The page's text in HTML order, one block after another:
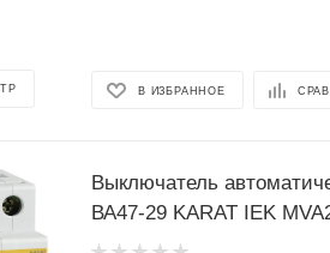
В ИЗБРАННОЕ
Выключатель
ВА47-29 KARAT IEK